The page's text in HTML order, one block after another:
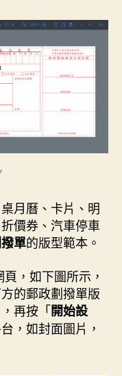
月曆、卡片、明
價券、汽車停車
單的版型範本。
頁，如下圖所示，
的郵政劃撥單版
再按「開始設
，如封面圖片，